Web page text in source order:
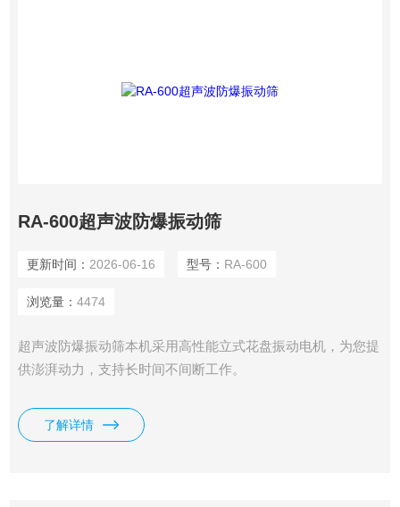
RA-600超声波防爆振动筛
更新时间： 2026-06-16 型号： RA-600
浏览量： 4474
超声波防爆振动筛本机采用高性能立式花盘振动电机，为您提
供澎湃动力，支持长时间不间断工作。
了解详情